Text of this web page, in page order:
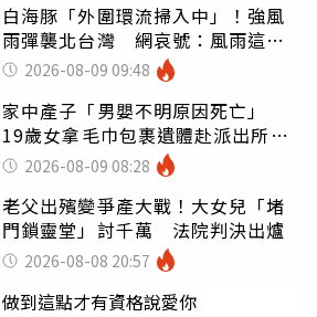
白海豚「外圍環流掃入中」！強風
雨彈襲北台灣 網哀號：風雨這麼
大還不放假
2026-08-09 09:48
家中產子「男嬰不明原因死亡」
19歲女拿毛巾包裹遺體赴派出所報
案 2026-08-09 08:28
老父出殯變爭產大戰！大女兒「堵
門鎖靈堂」討千萬 法院判決出爐
2026-08-08 20:57
做到這點才有資格說愛你